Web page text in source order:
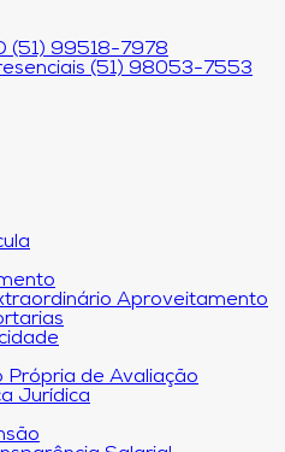
(51) 99518-7978
(51) 98053-7553
Aproveitamento
Própria de Avaliação
Jurídica